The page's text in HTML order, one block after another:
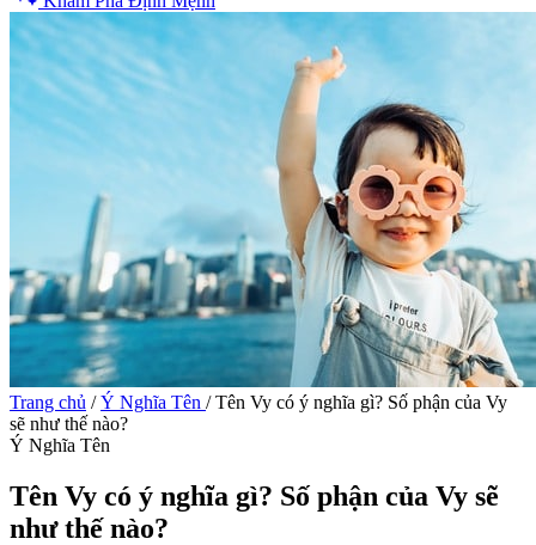
Trang chủ / Ý Nghĩa Tên / Tên Vy có ý nghĩa gì? Số phận của Vy
sẽ như thế nào?
Ý Nghĩa Tên
Tên Vy có ý nghĩa gì? Số phận của Vy sẽ
như thế nào?